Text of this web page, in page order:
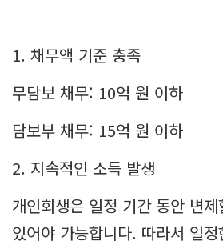
1. 채무액 기준 충족
무담보 채무: 10억 원 이하
담보부 채무: 15억 원 이하
2. 지속적인 소득 발생
개인회생은 일정 기간 동안 변
있어야 가능합니다. 따라서 일